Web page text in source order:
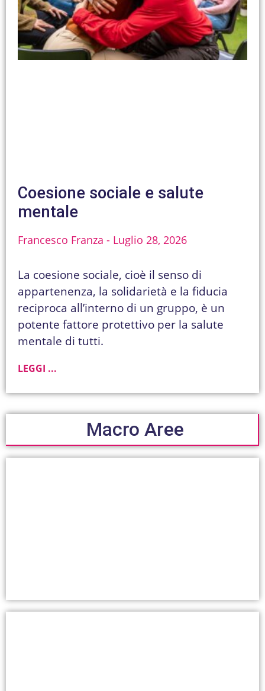
Coesione sociale e salute
mentale
Francesco Franza Luglio 28, 2026
La coesione sociale, cioè il senso di
appartenenza, la solidarietà e la fiducia
reciproca all’interno di un gruppo, è un
potente fattore protettivo per la salute
mentale di tutti.
LEGGI ...
Macro Aree